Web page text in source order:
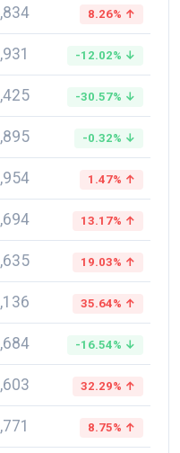
8.26% ↑
-12.02% ↓
-30.57% ↓
-0.32% ↓
1.47% ↑
13.17% ↑
19.03% ↑
35.64% ↑
-16.54% ↓
32.29% ↑
8.75% ↑